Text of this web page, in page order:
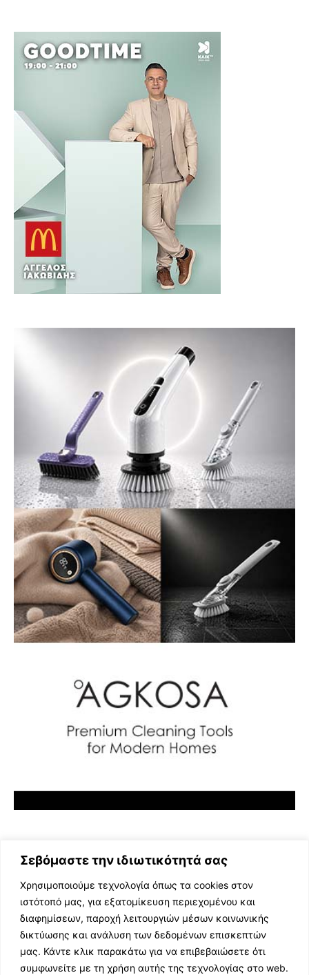
Σεβόμαστε την ιδιωτικότητά σας
Χρησιμοποιούμε τεχνολογία όπως τα cookies στον
ιστότοπό μας, για εξατομίκευση περιεχομένου και
διαφημίσεων, παροχή λειτουργιών μέσων κοινωνικής
δικτύωσης και ανάλυση των δεδομένων επισκεπτών
μας. Κάντε κλικ παρακάτω για να επιβεβαιώσετε ότι
συμφωνείτε με τη χρήση αυτής της τεχνολογίας στο web.
ΕΛΛΗΝΙΚΗ ΜΟΥΣΙΚΗ
TV SHOWS
EVENTS